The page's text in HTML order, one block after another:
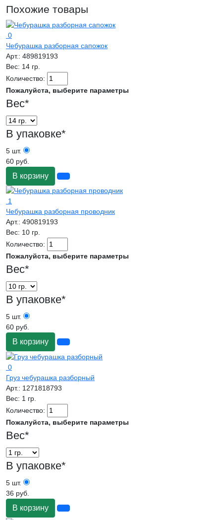
Похожие товары
0
Чебурашка разборная сапожок
Арт.: 489819193
Вес: 14 гр.
Количество:
Пожалуйста, выберите параметры
Вес*
В упаковке*
5 шт.
60 руб.
В корзину
1
Чебурашка разборная проводник
Арт.: 490819193
Вес: 10 гр.
Количество:
Пожалуйста, выберите параметры
Вес*
В упаковке*
5 шт.
60 руб.
В корзину
0
Груз чебурашка разборный
Арт.: 1271818793
Вес: 1 гр.
Количество:
Пожалуйста, выберите параметры
Вес*
В упаковке*
5 шт.
36 руб.
В корзину